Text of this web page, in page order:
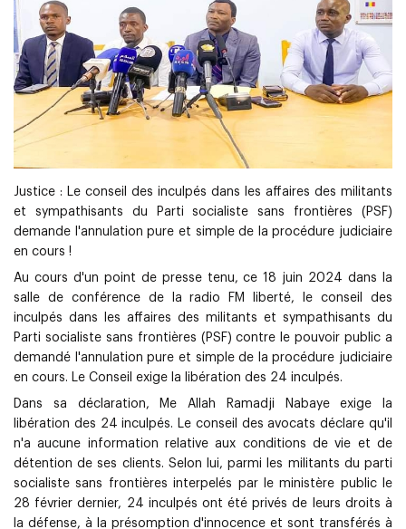
Justice : Le conseil des inculpés dans les affaires des militants
et sympathisants du Parti socialiste sans frontières (PSF)
demande l'annulation pure et simple de la procédure judiciaire
en cours !
Au cours d'un point de presse tenu, ce 18 juin 2024 dans la
salle de conférence de la radio FM liberté, le conseil des
inculpés dans les affaires des militants et sympathisants du
Parti socialiste sans frontières (PSF) contre le pouvoir public a
demandé l'annulation pure et simple de la procédure judiciaire
en cours. Le Conseil exige la libération des 24 inculpés.
Dans sa déclaration, Me Allah Ramadji Nabaye exige la
libération des 24 inculpés. Le conseil des avocats déclare qu'il
n'a aucune information relative aux conditions de vie et de
détention de ses clients. Selon lui, parmi les militants du parti
socialiste sans frontières interpelés par le ministère public le
28 février dernier, 24 inculpés ont été privés de leurs droits à
la défense, à la présomption d'innocence et sont transférés à